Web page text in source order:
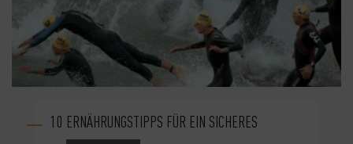
10 ERNÄHRUNGSTIPPS FÜR EIN SICHERES